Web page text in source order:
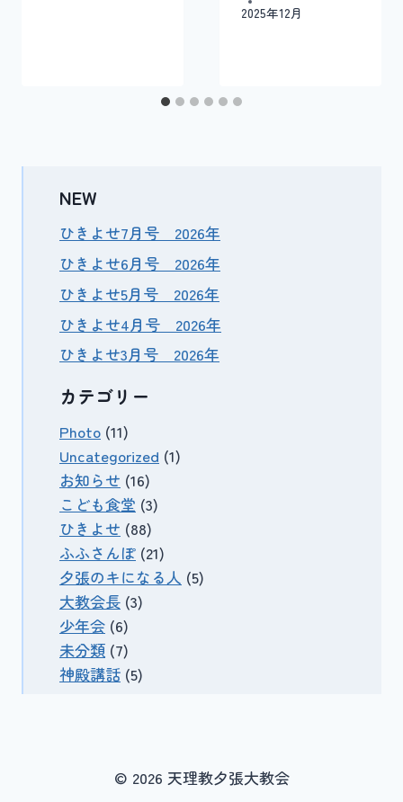
2025年12月
NEW
ひきよせ7月号 2026年
ひきよせ6月号 2026年
ひきよせ5月号 2026年
ひきよせ4月号 2026年
ひきよせ3月号 2026年
カテゴリー
Photo (11)
Uncategorized (1)
お知らせ (16)
こども食堂 (3)
ひきよせ (88)
ふふさんぽ (21)
夕張のキになる人 (5)
大教会長 (3)
少年会 (6)
未分類 (7)
神殿講話 (5)
© 2026 天理教夕張大教会